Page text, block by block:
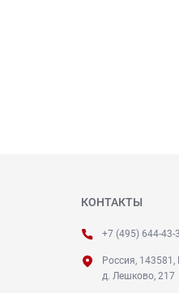
КОНТАКТЫ
+7 (495) 644-43-
Россия, 143581,
д. Лешково, 217